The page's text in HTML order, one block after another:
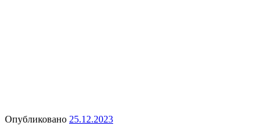
Опубликовано 25.12.2023